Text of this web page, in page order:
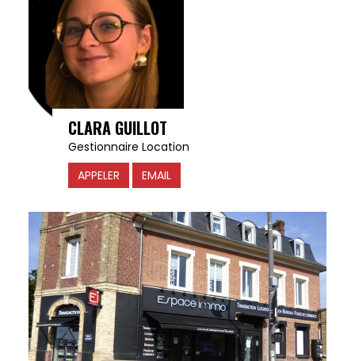
CLARA GUILLOT
Gestionnaire Location
APPELER
EMAIL